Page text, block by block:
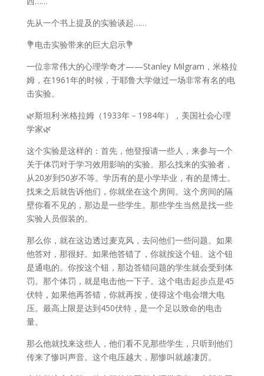
先从一个书上提及的实验谈起……
💐电击实验带来的巨大启示💐
一位非常伟大的心理学奇才——Stanley Milgram，米格拉
姆，在1961年的时候，于耶鲁大学做过一场非常有名的电
击实验。
🌿斯坦利·米格拉姆（1933年－1984年），美国社会心理
学家🌿
这个实验是这样的：首先，他登报请一些人，来参与一个
关于体罚对于学习效用影响的实验。那么找来的实验者，
从20岁到50岁不等。学历有的是小学毕业，有的是博士。
找来之后就告诉他们，你就坐在这个房间。这个房间的隔
壁你看不见的，那边是一些学生。那些学生当然是找一些
实验人员假装的。
那么你，就在这边透过麦克风，去问他们一些问题。如果
他答对，那很好。如果他答错了，你就按这个钮。这个钮
是通电的。你按这个钮，那边答错问题的学生就会受到体
罚。那个体罚，就是电击他一下子。这个电击起步点是45
伏特，如果他再答错，你就再按，使得这个电会增大电
压。最高上限是达到450伏特，是一个足以致命的电击
量。
那么他就找来这些人，他们看不见那些学生，只听到他们
传来了惨叫声音。这个电压越大，那惨叫就越凄厉。